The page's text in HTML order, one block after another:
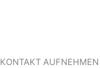
KONTAKT AUFNEHMEN